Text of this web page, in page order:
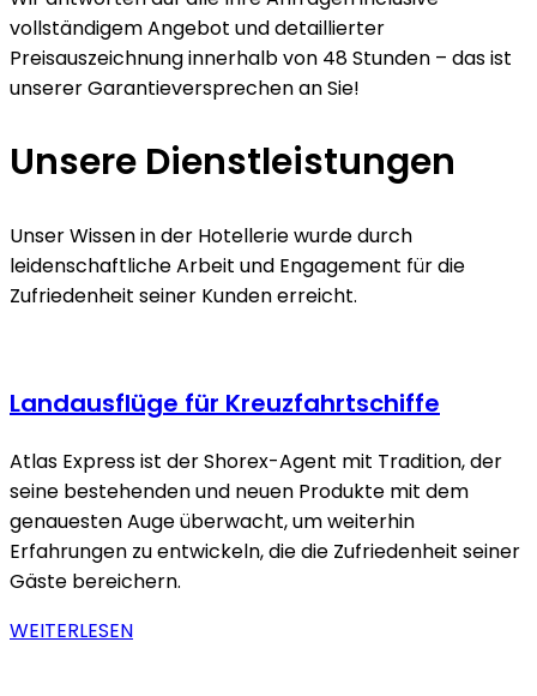
vollständigem Angebot und detaillierter
Preisauszeichnung innerhalb von 48 Stunden – das ist
unserer Garantieversprechen an Sie!
Unsere Dienstleistungen
Unser Wissen in der Hotellerie wurde durch
leidenschaftliche Arbeit und Engagement für die
Zufriedenheit seiner Kunden erreicht.
Landausflüge für Kreuzfahrtschiffe
Atlas Express ist der Shorex-Agent mit Tradition, der
seine bestehenden und neuen Produkte mit dem
genauesten Auge überwacht, um weiterhin
Erfahrungen zu entwickeln, die die Zufriedenheit seiner
Gäste bereichern.
WEITERLESEN